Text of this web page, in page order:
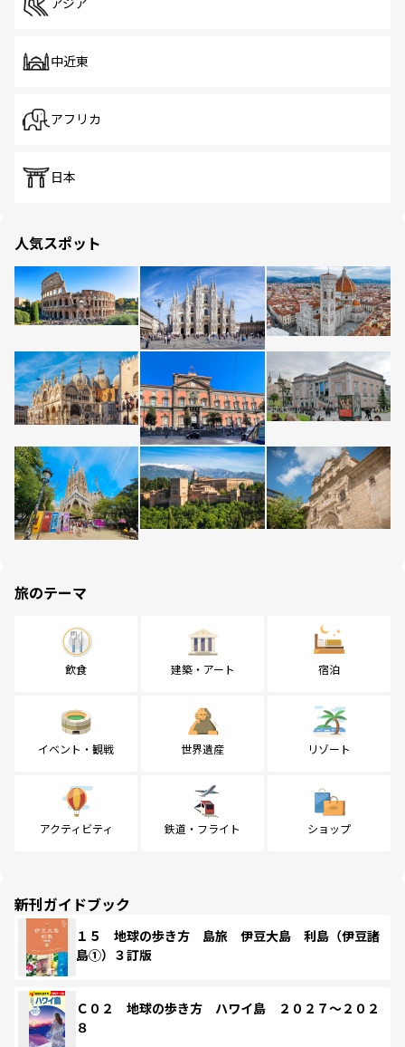
アジア
中近東
アフリカ
日本
人気スポット
旅のテーマ
飲食 建築・アート 宿泊
イベント・観戦 世界遺産 リゾート
アクティビティ 鉄道・フライト ショップ
新刊ガイドブック
１５ 地球の歩き方 島旅 伊豆大島 利島（伊豆諸
島①）３訂版
Ｃ０２ 地球の歩き方 ハワイ島 ２０２７～２０２
８